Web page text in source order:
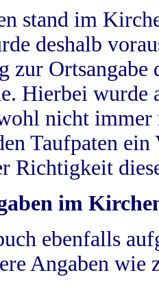
stand im
deshalb
zur
Hierbei wurde
nicht
Taufpaten
Richtigkeit
im
ebenfalls
Angaben wie